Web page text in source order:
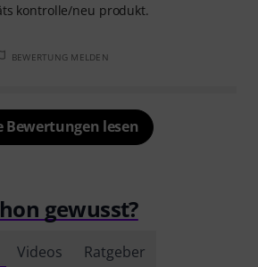
kontrolle/neu produkt.
BEWERTUNG MELDEN
Bewertungen lesen
gewusst?
Videos Ratgeber